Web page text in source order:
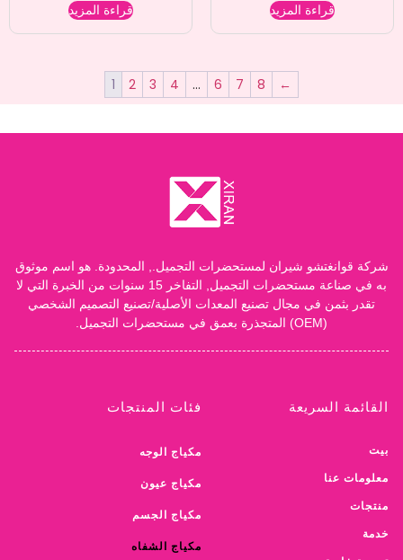
قراءة المزيد قراءة المزيد
1 2 3 4 … 6 7 8 ←
شركة قوانغتشو شيران لمستحضرات التجميل., المحدودة. هو اسم موثوق
به في صناعة مستحضرات التجميل, التفاخر 15 سنوات من الخبرة التي لا
تقدر بثمن في مجال تصنيع المعدات الأصلية/تصنيع التصميم الشخصي
(OEM) المتجذرة بعمق في مستحضرات التجميل.
القائمة السريعة
بيت
معلومات عنا
منتجات
خدمة
فئات المنتجات
مكياج الوجه
مكياج عيون
مكياج الجسم
مكياج الشفاه